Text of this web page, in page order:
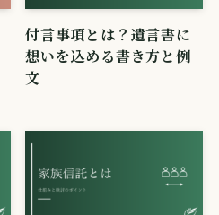
付言事項とは？遺言書に
想いを込める書き方と例
文